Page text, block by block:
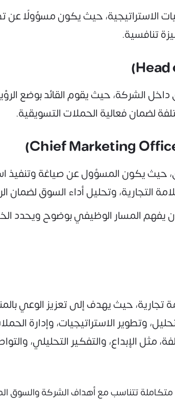
حيث يكون مسؤولًا عن
تنافسية.
الشركة، حيث يقوم القائد بوضع
لضمان فعالية الحملات التسويقية.
يكون المسؤول عن صياغة وتنفيذ
التجارية، وتحليل أداء السوق لضمان
المسار الوظيفي بوضوح ويحدد
حيث يهدف إلى تعزيز الوعي
وتطوير الاستراتيجيات، وإدارة
الإبداع، والتفكير التحليلي،
تتناسب مع أهداف الشركة والسوق